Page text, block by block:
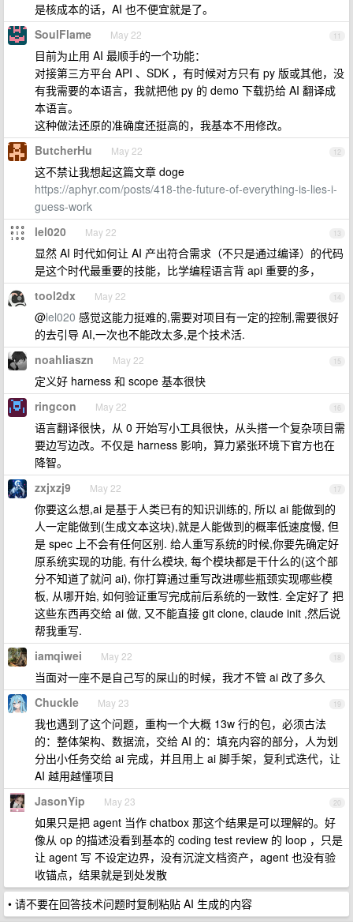
是核成本的话，AI 也不便宜就是了。
11
SoulFlame May 22
目前为止用 AI 最顺手的一个功能：
对接第三方平台 API 、SDK ，有时候对方只有 py 版或其他，没
有我需要的本语言，我就把他 py 的 demo 下载扔给 AI 翻译成
本语言。
这种做法还原的准确度还挺高的，我基本不用修改。
12
ButcherHu May 22
这不禁让我想起这篇文章 doge
https://aphyr.com/posts/418-the-future-of-everything-is-lies-i-
guess-work
13
lel020 May 22
显然 AI 时代如何让 AI 产出符合需求（不只是通过编译）的代码
是这个时代最重要的技能，比学编程语言背 api 重要的多，
14
tool2dx May 22
@lel020 感觉这能力挺难的,需要对项目有一定的控制,需要很好
的去引导 AI,一次也不能改太多,是个技术活.
15
noahliaszn May 22
定义好 harness 和 scope 基本很快
16
ringcon May 22
语言翻译很快，从 0 开始写小工具很快，从头搭一个复杂项目需
要边写边改。不仅是 harness 影响，算力紧张环境下官方也在
降智。
17
zxjxzj9 May 22
你要这么想,ai 是基于人类已有的知识训练的, 所以 ai 能做到的
人一定能做到(生成文本这块),就是人能做到的概率低速度慢, 但
是 spec 上不会有任何区别. 给人重写系统的时候,你要先确定好
原系统实现的功能, 有什么模块, 每个模块都是干什么的(这个部
分不知道了就问 ai), 你打算通过重写改进哪些瓶颈实现哪些模
板, 从哪开始, 如何验证重写完成前后系统的一致性. 全定好了 把
这些东西再交给 ai 做, 又不能直接 git clone, claude init ,然后说
帮我重写.
18
iamqiwei May 22
当面对一座不是自己写的屎山的时候，我才不管 ai 改了多久
19
Chuckle May 23
我也遇到了这个问题，重构一个大概 13w 行的包，必须古法
的：整体架构、数据流，交给 AI 的：填充内容的部分，人为划
分出小任务交给 ai 完成，并且用上 ai 脚手架，复利式迭代，让
AI 越用越懂项目
20
JasonYip May 23
如果只是把 agent 当作 chatbox 那这个结果是可以理解的。好
像从 op 的描述没看到基本的 coding test review 的 loop ，只是
让 agent 写 不设定边界，没有沉淀文档资产，agent 也没有验
收锚点，结果就是到处发散
• 请不要在回答技术问题时复制粘贴 AI 生成的内容